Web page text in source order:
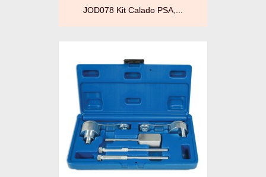
JOD078 Kit Calado PSA,...